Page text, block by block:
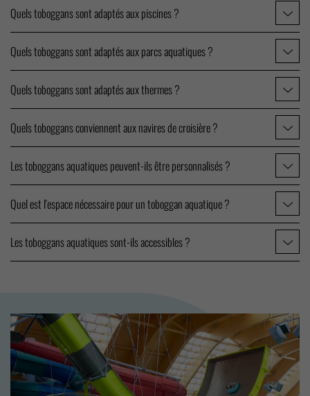
Quels toboggans sont adaptés aux piscines ?
Quels toboggans sont adaptés aux parcs aquatiques ?
Quels toboggans sont adaptés aux thermes ?
Quels toboggans conviennent aux navires de croisière ?
Les toboggans aquatiques peuvent-ils être personnalisés ?
Quel est l'espace nécessaire pour un toboggan aquatique ?
Les toboggans aquatiques sont-ils accessibles ?